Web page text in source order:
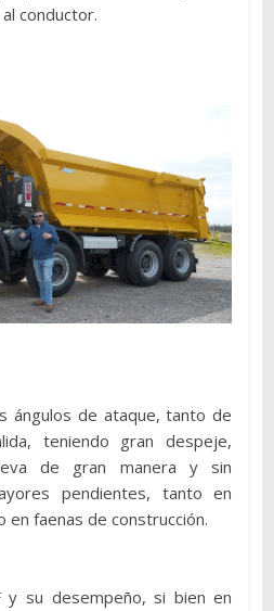
conductor.
ángulos de ataque, tanto de
teniendo gran despeje,
de gran manera y sin
pendientes, tanto en
en faenas de construcción.
y su desempeño, si bien en